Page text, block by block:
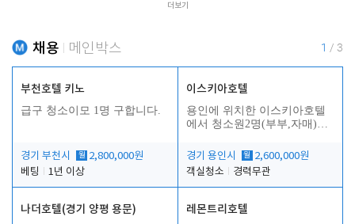
더보기
채용 메인박스 1 / 3
부천호텔 키노
급구 청소이모 1명 구합니다.
경기 부천시 월 2,800,000원
베팅
1년 이상
이스키아호텔
용인에 위치한 이스키아호텔
에서 청소원2명(부부,자매)을
경기 용인시
월 2,600,000원
객실청소
경력무관
나더호텔(경기 양평 용문) 레몬트리호텔